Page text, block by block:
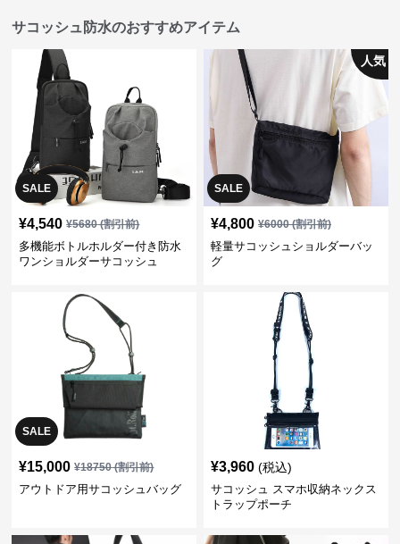
サコッシュ防水のおすすめアイテム
SALE
¥4,540 ¥5680(割引前)
多機能ボトルホルダー付き防水
ワンショルダーサコッシュ
SALE
人気
¥4,800 ¥6000(割引前)
軽量サコッシュショルダーバッ
グ
SALE
¥15,000 ¥18750(割引前)
アウトドア用サコッシュバッグ
¥3,960 (税込)
サコッシュ スマホ収納ネックス
トラップポーチ